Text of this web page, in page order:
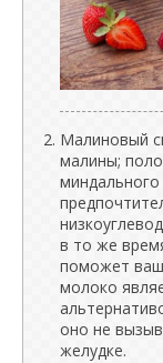
Малиновый
малины;
в то же
поможет
молоко
оно не
желудке.